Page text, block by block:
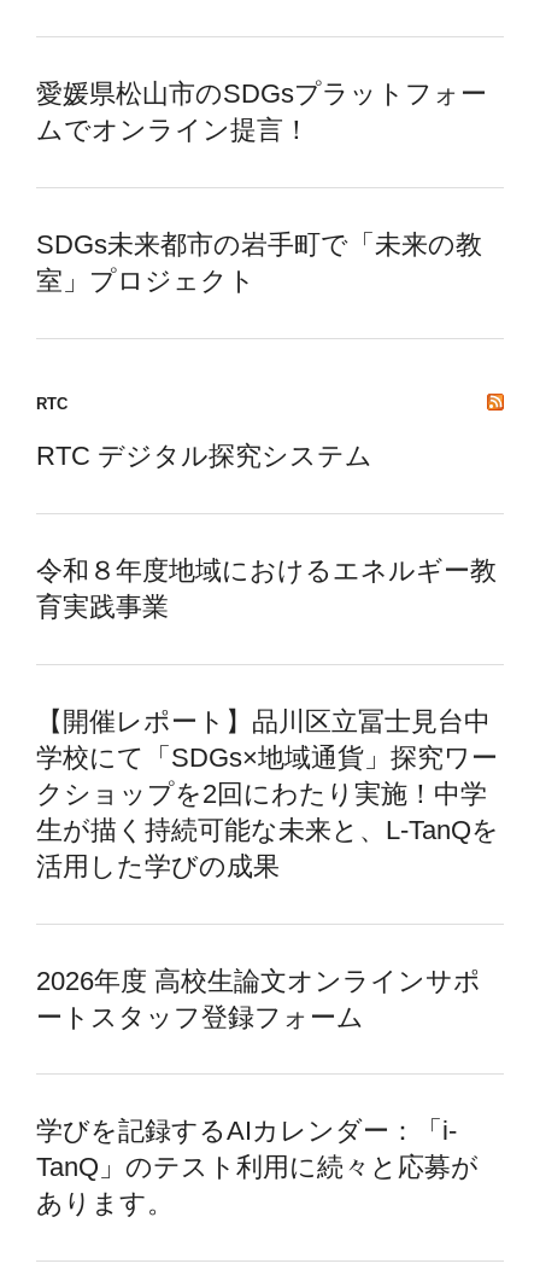
愛媛県松山市のSDGsプラットフォー
ムでオンライン提言！
SDGs未来都市の岩手町で「未来の教
室」プロジェクト
RTC
RTC デジタル探究システム
令和８年度地域におけるエネルギー教
育実践事業
【開催レポート】品川区立冨士見台中
学校にて「SDGs×地域通貨」探究ワー
クショップを2回にわたり実施！中学
生が描く持続可能な未来と、L-TanQを
活用した学びの成果
2026年度 高校生論文オンラインサポ
ートスタッフ登録フォーム
学びを記録するAIカレンダー：「i-
TanQ」のテスト利用に続々と応募が
あります。